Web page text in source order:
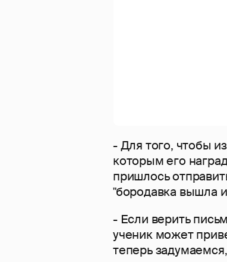
- Для того, чтобы
которым его
пришлось
"бородавка вышла
- Если верить
ученик может
теперь